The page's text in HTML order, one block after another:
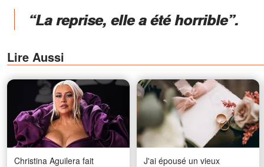
“La reprise, elle a été horrible”.
Lire Aussi
Christina Aguilera fait
J'ai épousé un vieux